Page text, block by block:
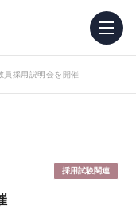
採用説明会を開催
採用試験関連